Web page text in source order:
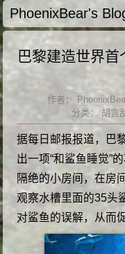
PhoenixBear's
巴黎建造世界
作者：
分类： 胡言
据每日邮报报道，巴
出一项“和鲨鱼睡觉”
隔绝的小房间，在房
观察水槽里面的35头
对鲨鱼的误解，从而